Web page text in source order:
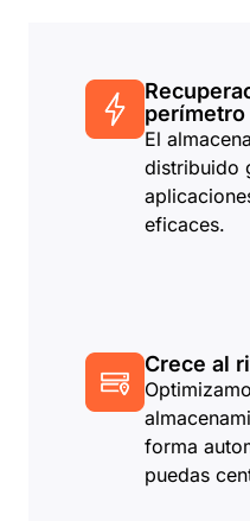
perímetro
El
distribuido
eficaces.
Crece al
forma
puedas